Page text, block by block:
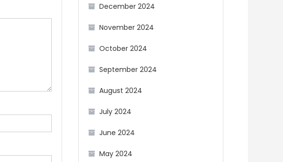
December 2024
November 2024
October 2024
September 2024
August 2024
July 2024
June 2024
May 2024